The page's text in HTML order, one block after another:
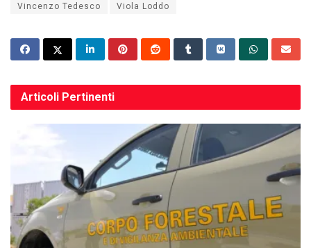
Vincenzo Tedesco Viola Loddo
Articoli Pertinenti